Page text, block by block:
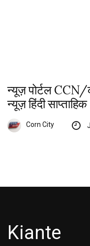
न्यूज़ पोर्टल CCN/
न्यूज़ हिंदी
Corn City
Kiante